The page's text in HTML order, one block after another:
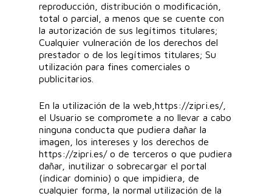
reproducción, distribución o modificación,
total o parcial, a menos que se cuente con
la autorización de sus legítimos titulares;
Cualquier vulneración de los derechos del
prestador o de los legítimos titulares; Su
utilización para fines comerciales o
publicitarios.
En la utilización de la web,https://zipri.es/,
el Usuario se compromete a no llevar a cabo
ninguna conducta que pudiera dañar la
imagen, los intereses y los derechos de
https://zipri.es/ o de terceros o que pudiera
dañar, inutilizar o sobrecargar el portal
(indicar dominio) o que impidiera, de
cualquier forma, la normal utilización de la